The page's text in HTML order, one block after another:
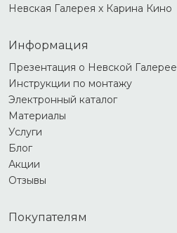
Невская Галерея х Карина Кино
Информация
Презентация о Невской Галерее
Инструкции по монтажу
Электронный каталог
Материалы
Услуги
Блог
Акции
Отзывы
Покупателям